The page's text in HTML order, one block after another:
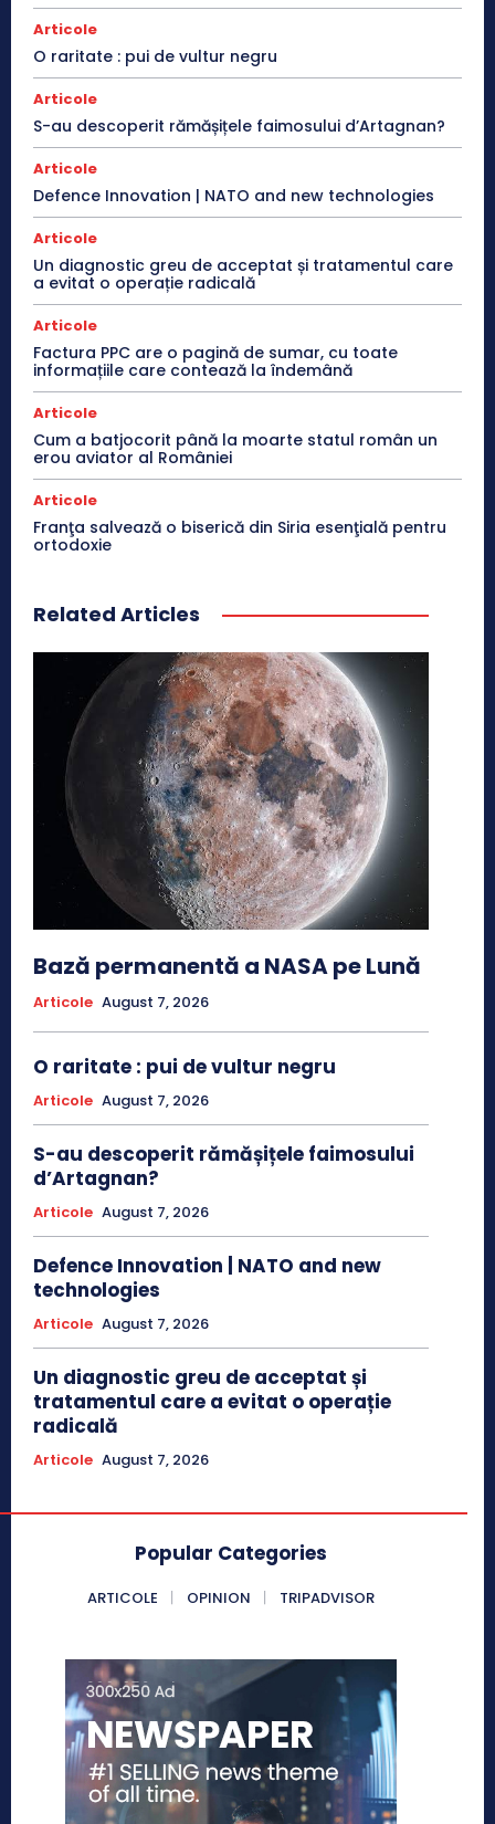
Articole
O raritate : pui de vultur negru
Articole
S-au descoperit rămășițele faimosului d’Artagnan?
Articole
Defence Innovation | NATO and new technologies
Articole
Un diagnostic greu de acceptat și tratamentul care
a evitat o operație radicală
Articole
Factura PPC are o pagină de sumar, cu toate
informațiile care contează la îndemână
Articole
Cum a batjocorit până la moarte statul român un
erou aviator al României
Articole
Franţa salvează o biserică din Siria esenţială pentru
ortodoxie
Related Articles
Bază permanentă a NASA pe Lună
Articole August 7, 2026
O raritate : pui de vultur negru
Articole August 7, 2026
S-au descoperit rămășițele faimosului
d’Artagnan?
Articole August 7, 2026
Defence Innovation | NATO and new
technologies
Articole August 7, 2026
Un diagnostic greu de acceptat și
tratamentul care a evitat o operație
radicală
Articole August 7, 2026
Popular Categories
ARTICOLE OPINION TRIPADVISOR